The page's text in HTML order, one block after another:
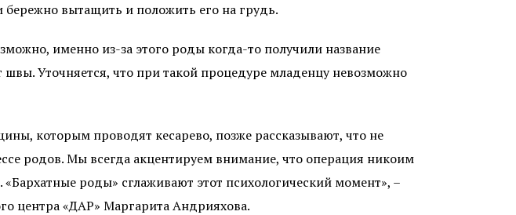
бережно вытащить и положить его на грудь.
именно из-за этого роды когда-то получили название
швы. Уточняется, что при такой процедуре младенцу невозможно
которым проводят кесарево, позже рассказывают, что не
родов. Мы всегда акцентируем внимание, что операция никоим
роды» сглаживают этот психологический момент», –
центра «ДАР» Маргарита Андрияхова.